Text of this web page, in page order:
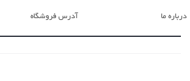
درباره ما
آدرس فروشگاه